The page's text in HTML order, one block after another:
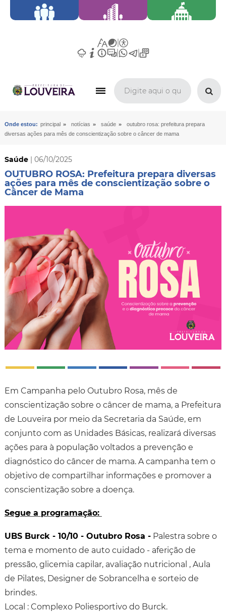
Onde estou: principal » notícias » saúde »
outubro rosa: prefeitura prepara
diversas ações para mês de conscientização sobre o câncer de mama
Saúde| 06/10/2025
OUTUBRO ROSA: Prefeitura prepara diversas
ações para mês de conscientização sobre o
Câncer de Mama
Em Campanha pelo Outubro Rosa, mês de
conscientização sobre o câncer de mama, a Prefeitura
de Louveira por meio da Secretaria da Saúde, em
conjunto com as Unidades Básicas, realizará diversas
ações para à população voltados a prevenção e
diagnóstico do câncer de mama. A campanha tem o
objetivo de compartilhar informações e promover a
conscientização sobre a doença.
Segue a programação:
UBS Burck - 10/10 - Outubro Rosa -Palestra sobre o
tema e momento de auto cuidado - aferição de
pressão, glicemia capilar, avaliação nutricional , Aula
de Pilates, Designer de Sobrancelha e sorteio de
brindes.
Local : Complexo Poliesportivo do Burck.